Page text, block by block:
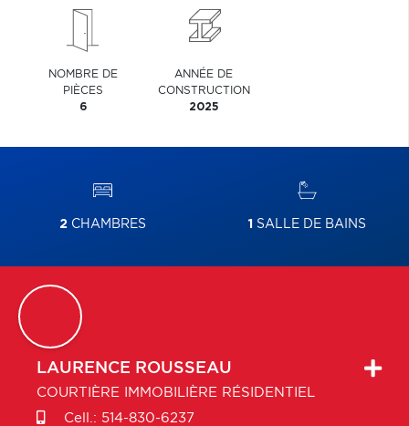
NOMBRE DE
PIÈCES
6
ANNÉE DE
CONSTRUCTION
2025
2CHAMBRES 1 SALLE DE BAINS
LAURENCE ROUSSEAU
COURTIÈRE IMMOBILIÈRE RÉSIDENTIEL
Cell.: 514-830-6237